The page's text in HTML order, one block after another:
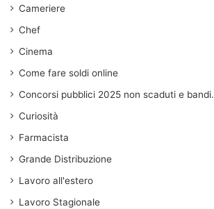
Cameriere
Chef
Cinema
Come fare soldi online
Concorsi pubblici 2025 non scaduti e bandi.
Curiosità
Farmacista
Grande Distribuzione
Lavoro all'estero
Lavoro Stagionale